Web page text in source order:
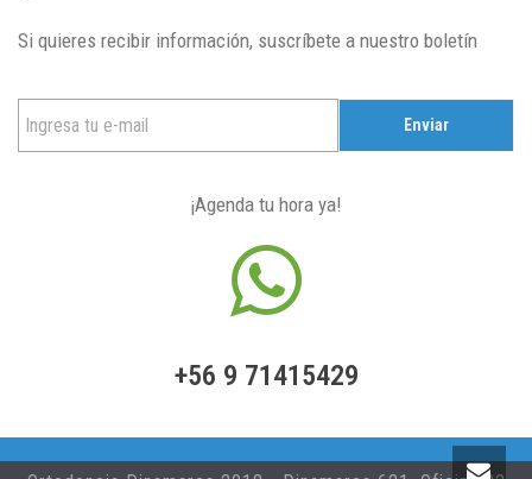
Si quieres recibir información, suscríbete a nuestro boletín
Enviar
¡Agenda tu hora ya!
+56 9 71415429